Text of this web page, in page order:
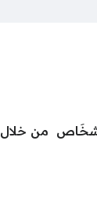
أشخَاص من خلال